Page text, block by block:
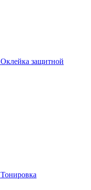
Оклейка защитной
Тонировка